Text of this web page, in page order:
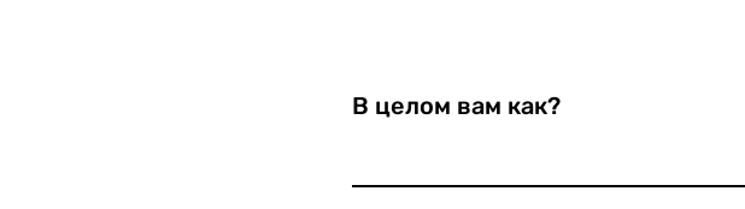
В целом вам как?